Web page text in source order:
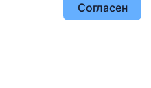
О
Часто
Согласен